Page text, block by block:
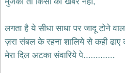
प्रथम
home
कृष्ण
भजन
krishna
लगता है ये सीधा साधा पर जादू टोने
ज़रा संबल के रहना शालिये से कही ढाए
मेरा दिल अटका संवारिये पे.............